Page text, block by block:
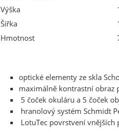
Výška
Šířka
Hmotnost
optické elementy ze skla
maximálně kontrastní obraz
5 čoček okuláru a 5 čoček
hranolový systém Schmidt
LotuTec povrstvení